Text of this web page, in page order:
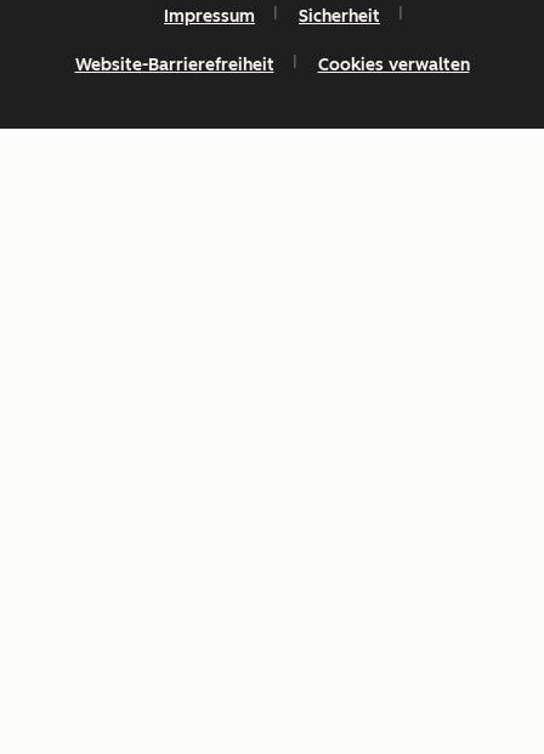
Impressum Sicherheit
Website-Barrierefreiheit Cookies verwalten